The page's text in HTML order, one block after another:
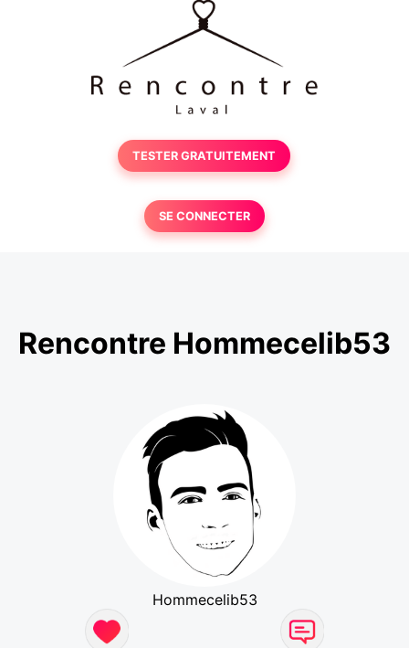
TESTER GRATUITEMENT
SE CONNECTER
Rencontre Hommecelib53
Hommecelib53